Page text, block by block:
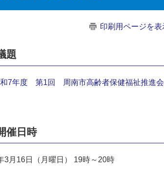
印刷用ページを表
題
7年度 第1回 周南市高齢者保健福祉推進
催日時
3月16日（月曜日） 19時～20時